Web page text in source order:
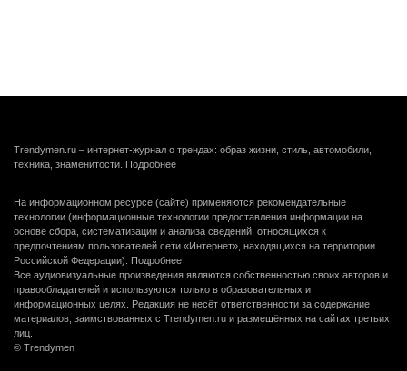
Trendymen.ru – интернет-журнал о трендах: образ жизни, стиль, автомобили,
техника, знаменитости. Подробнее
На информационном ресурсе (сайте) применяются рекомендательные
технологии (информационные технологии предоставления информации на
основе сбора, систематизации и анализа сведений, относящихся к
предпочтениям пользователей сети «Интернет», находящихся на территории
Российской Федерации). Подробнее
Все аудиовизуальные произведения являются собственностью своих авторов и
правообладателей и используются только в образовательных и
информационных целях. Редакция не несёт ответственности за содержание
материалов, заимствованных с Trendymen.ru и размещённых на сайтах третьих
лиц.
© Trendymen